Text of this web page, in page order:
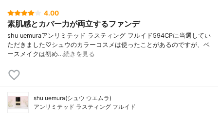
4.00
素肌感とカバー力が両立するファンデ
shu uemuraアンリミテッド ラスティング フルイド594CPに当選してい
ただきました♡シュウのカラーコスメは使ったことがあるのですが、ベ
ースメイクは初め…続きを見る
shu uemura(シュウ ウエムラ)
アンリミテッド ラスティング フルイド